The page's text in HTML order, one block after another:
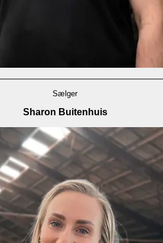
Sælger
Sharon Buitenhuis